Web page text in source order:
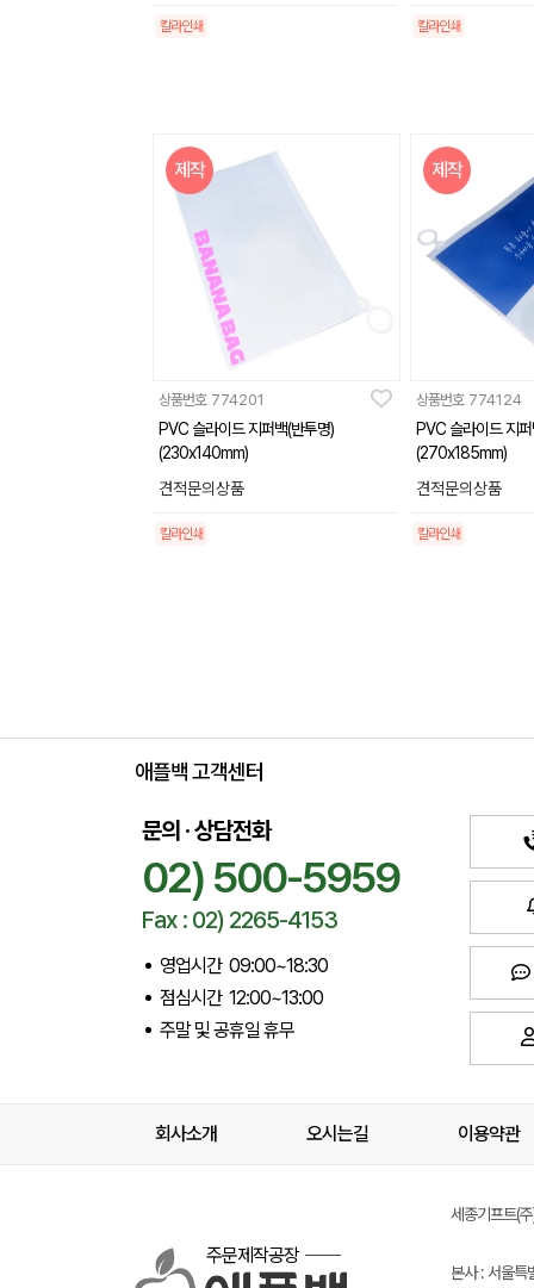
칼라인쇄 칼라인쇄
제작
상품번호 774201
PVC 슬라이드 지퍼백(반투명)
(230x140mm)
견적문의상품
칼라인쇄
제작
상품번호 774124
PVC 슬라이드 지
(270x185mm)
견적문의상품
칼라인쇄
애플백 고객센터
문의 · 상담전화
02) 500-5959
Fax : 02) 2265-4153
영업시간 09:00~18:30
점심시간 12:00~13:00
주말 및 공휴일 휴무
회사소개 오시는길 이용약관
주문제작공장
세종기프트(
본사 : 서울